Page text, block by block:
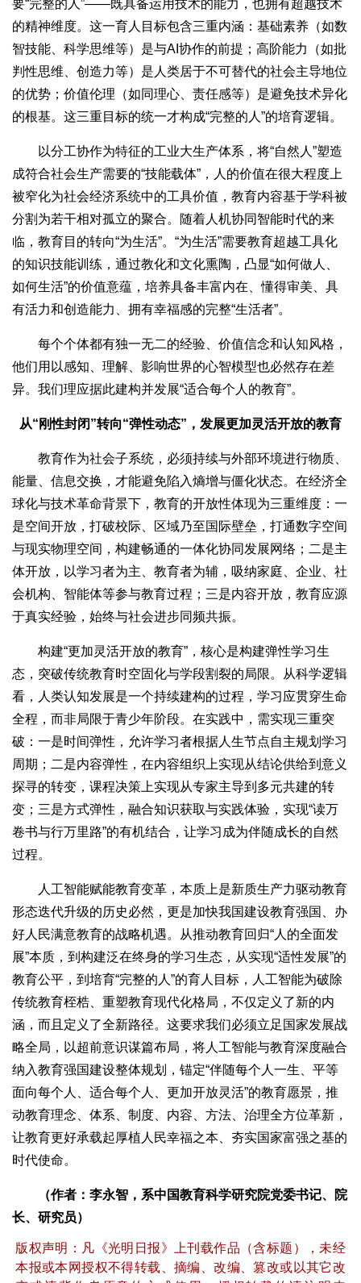
要“完整的人”——既具备运用技术的能力，也拥有超越技术
的精神维度。这一育人目标包含三重内涵：基础素养（如数
智技能、科学思维等）是与AI协作的前提；高阶能力（如批
判性思维、创造力等）是人类居于不可替代的社会主导地位
的优势；价值伦理（如同理心、责任感等）是避免技术异化
的根基。这三重目标的统一才构成“完整的人”的培育逻辑。
以分工协作为特征的工业大生产体系，将“自然人”塑造
成符合社会生产需要的“技能载体”，人的价值在很大程度上
被窄化为社会经济系统中的工具价值，教育内容基于学科被
分割为若干相对孤立的聚合。随着人机协同智能时代的来
临，教育目的转向“为生活”。“为生活”需要教育超越工具化
的知识技能训练，通过教化和文化熏陶，凸显“如何做人、
如何生活”的价值意蕴，培养具备丰富内在、懂得审美、具
有活力和创造能力、拥有幸福感的完整“生活者”。
每个个体都有独一无二的经验、价值信念和认知风格，
他们用以感知、理解、影响世界的心智模型也必然存在差
异。我们理应据此建构并发展“适合每个人的教育”。
从“刚性封闭”转向“弹性动态”，发展更加灵活开放的教育
教育作为社会子系统，必须持续与外部环境进行物质、
能量、信息交换，才能避免陷入熵增与僵化状态。在经济全
球化与技术革命背景下，教育的开放性体现为三重维度：一
是空间开放，打破校际、区域乃至国际壁垒，打通数字空间
与现实物理空间，构建畅通的一体化协同发展网络；二是主
体开放，以学习者为主、教育者为辅，吸纳家庭、企业、社
会机构、智能体等参与教育过程；三是内容开放，教育应源
于真实经验，始终与社会进步同频共振。
构建“更加灵活开放的教育”，核心是构建弹性学习生
态，突破传统教育时空固化与学段割裂的局限。从科学逻辑
看，人类认知发展是一个持续建构的过程，学习应贯穿生命
全程，而非局限于青少年阶段。在实践中，需实现三重突
破：一是时间弹性，允许学习者根据人生节点自主规划学习
周期；二是内容弹性，在内容组织上实现从结论供给到意义
探寻的转变，课程决策上实现从专家主导到多元共建的转
变；三是方式弹性，融合知识获取与实践体验，实现“读万
卷书与行万里路”的有机结合，让学习成为伴随成长的自然
过程。
人工智能赋能教育变革，本质上是新质生产力驱动教育
形态迭代升级的历史必然，更是加快我国建设教育强国、办
好人民满意教育的战略机遇。从推动教育回归“人的全面发
展”本质，到构建泛在终身的学习生态，从实现“适性发展”的
教育公平，到培育“完整的人”的育人目标，人工智能为破除
传统教育桎梏、重塑教育现代化格局，不仅定义了新的内
涵，而且定义了全新路径。这要求我们必须立足国家发展战
略全局，以超前意识谋篇布局，将人工智能与教育深度融合
纳入教育强国建设整体规划，锚定“伴随每个人一生、平等
面向每个人、适合每个人、更加开放灵活”的教育愿景，推
动教育理念、体系、制度、内容、方法、治理全方位革新，
让教育更好承载起厚植人民幸福之本、夯实国家富强之基的
时代使命。
（作者：李永智，系中国教育科学研究院党委书记、院
长、研究员）
版权声明：凡《光明日报》上刊载作品（含标题），未经
本报或本网授权不得转载、摘编、改编、篡改或以其它改